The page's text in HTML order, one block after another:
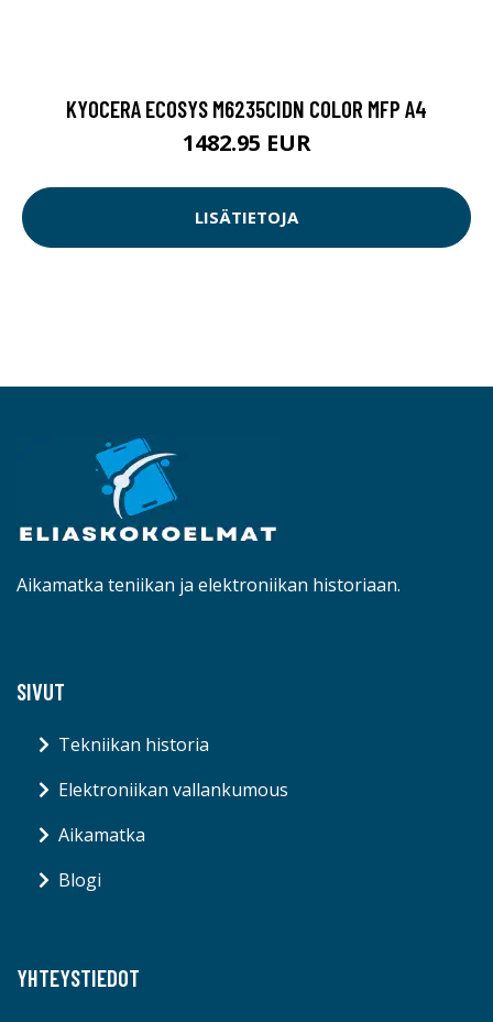
KYOCERA ECOSYS M6235CIDN COLOR MFP A4
1482.95 EUR
LISÄTIETOJA
Aikamatka teniikan ja elektroniikan historiaan.
SIVUT
Tekniikan historia
Elektroniikan vallankumous
Aikamatka
Blogi
YHTEYSTIEDOT